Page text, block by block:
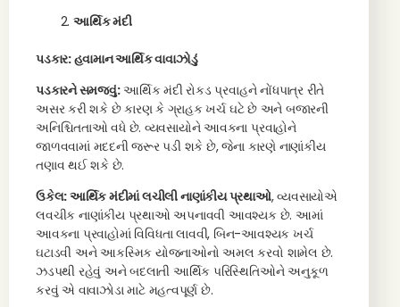
આર્થિક મંદી
પડકાર: હવામાન આર્થિક વાવાઝોડું
પડકારને સમજવું:આર્થિક મંદી રોકડ પ્રવાહને નોંધપાત્ર રીતે
અસર કરી શકે છે કારણ કે ગ્રાહક ખર્ચ ઘટે છે અને બજારની
અનિશ્ચિતતાઓ વધે છે. વ્યવસાયોને આવકના પ્રવાહોને
જાળવવામાં મદદની જરૂર પડી શકે છે, જેના કારણે નાણાંકીય
તણાવ થઈ શકે છે.
ઉકેલ: આર્થિક મંદીમાં લચીલી નાણાંકીય પ્રથાઓ, વ્યવસાયોએ
લવચીક નાણાંકીય પ્રથાઓ અપનાવવી આવશ્યક છે. આમાં
આવકના પ્રવાહોમાં વિવિધતા લાવવી, બિન-આવશ્યક ખર્ચ
ઘટાડવી અને આકસ્મિક યોજનાઓનો અમલ કરવો શામેલ છે.
ઝડપથી રહેવું અને બદલાતી આર્થિક પરિસ્થિતિઓને અનુકૂળ
કરવું એ વાવાઝોડા માટે મહત્વપૂર્ણ છે.